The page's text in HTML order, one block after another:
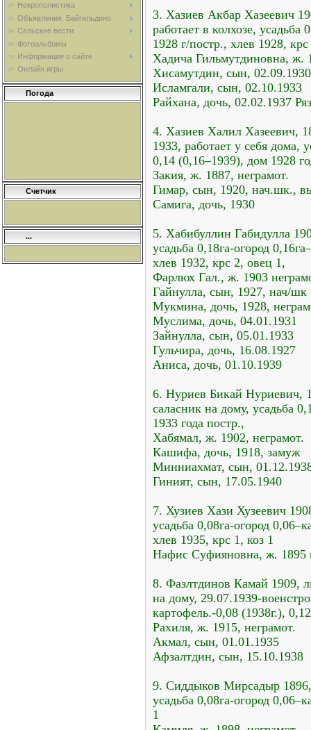
Некрополистика
Объявления. Байгильдино
Сельские вести
Фотоальбомы
Информация о сайте
Онлайн игры
Погода
Счетчик
...
3. Хазиев Акбар Хазеевич
работает в колхозе,
1928 г/постр., хлев 1928,
Хадича Гильмутдиновна, ж.
Хисамутдин, сын, 02.09.1930
Исламгали, сын, 02.10.1933
Райхана, дочь, 02.02.1937
4. Хазиев Халил Хазеевич,
1933, работает у себя дома,
0,14 (0,16–1939), дом 1928
Закия, ж. 1887, неграмот.
Гимар, сын, 1920, нач.шк.,
Самига, дочь, 1930
5. Хабибуллин Габидулла
усадьба 0,18га-огород
хлев 1932, крс 2, овец 1,
Фарлюх Гал., ж. 1903
Гайнулла, сын, 1927, нач/шк
Мукмина, дочь, 1928,
Муслима, дочь, 04.01.1931
Зайнулла, сын, 05.01.1933
Гульчира, дочь, 16.08.1927
Аниса, дочь, 01.10.1939
6. Нуриев Бикай Нуриевич,
саласник на дому, усадьба
1933 года постр.,
Хабямал, ж. 1902, неграмот.
Кашифа, дочь, 1918, замуж
Минниахмат, сын,
Гиният, сын, 17.05.1940
7. Хузиев Хази Хузеевич
усадьба 0,08га-огород
хлев 1935, крс 1, коз 1
Нафис Суфияновна, ж. 1895
8. Фазлтдинов Камай 1909,
на дому, 29.07.1939-
картофель.-0,08 (1938г.),
Рахиля, ж. 1915, неграмот.
Акмал, сын, 01.01.1935
Афзалтдин, сын, 15.10.1938
9. Сиддыков Мирсадыр
усадьба 0,08га-огород
1